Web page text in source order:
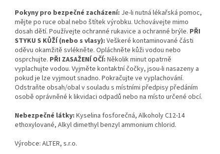
Pokyny pro bezpečné zacházení: Je-li nutná lékařská pomoc,
mějte po ruce obal nebo štítek výrobku. Uchovávejte mimo
dosah dětí. Používejte ochranné rukavice a ochranné brýle. PŘI
STYKU S KŮŽÍ (nebo s vlasy): Veškeré kontaminované části
oděvu okamžitě svlékněte. Opláchněte kůži vodou nebo
osprchujte. PŘI ZASAŽENÍ OČÍ: Několik minut opatrně
vyplachujte vodou. Vyjměte kontaktní čočky, jsou-li nasazeny a
pokud je lze vyjmout snadno. Pokračujte ve vyplachování.
Odstraňte obsah/obal v souladu s místními předpisy předáním
osobě oprávněné k likvidaci odpadů nebo na místo určené obcí.
Nebezpečné látky: Kyselina fosforečná, Alkoholy C12-14
ethoxylované, Alkyl dimethyl benzyl ammonium chlorid.
Výrobce: ALTER, s.r.o.